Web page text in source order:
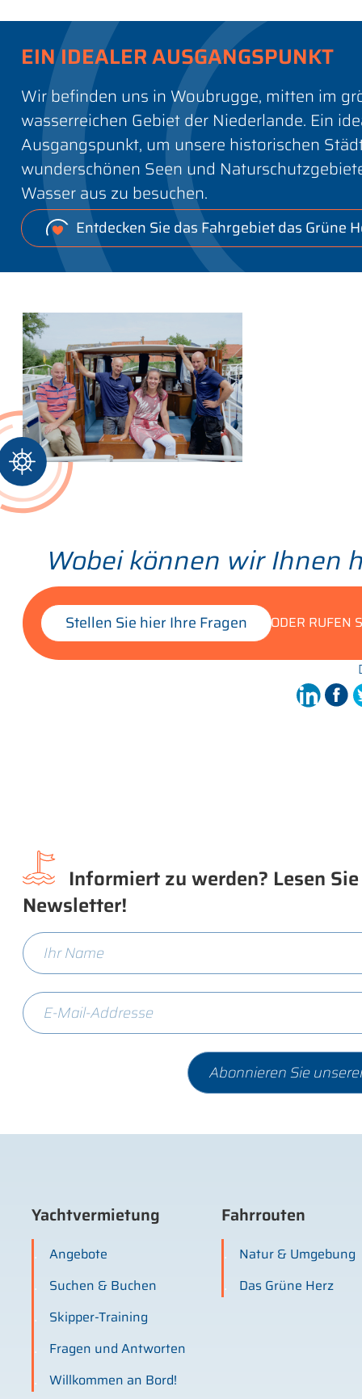
EIN IDEALER AUSGANGSPUNKT
Wir befinden uns in Woubrugge, mitten im
wasserreichen Gebiet der Niederlande. Ein
Ausgangspunkt, um unsere historischen
wunderschönen Seen und
Wasser aus zu besuchen.
Entdecken Sie das Fahrgebiet das Grüne
Wobei können wir Ihnen
Stellen Sie hier Ihre Fragen ODER RUFEN
Informiert zu werden? Lesen
Newsletter!
Yachtvermietung
Angebote
Suchen & Buchen
Skipper-Training
Fragen und Antworten
Willkommen an Bord!
Fahrrouten
Natur & Umgebung
Das Grüne Herz